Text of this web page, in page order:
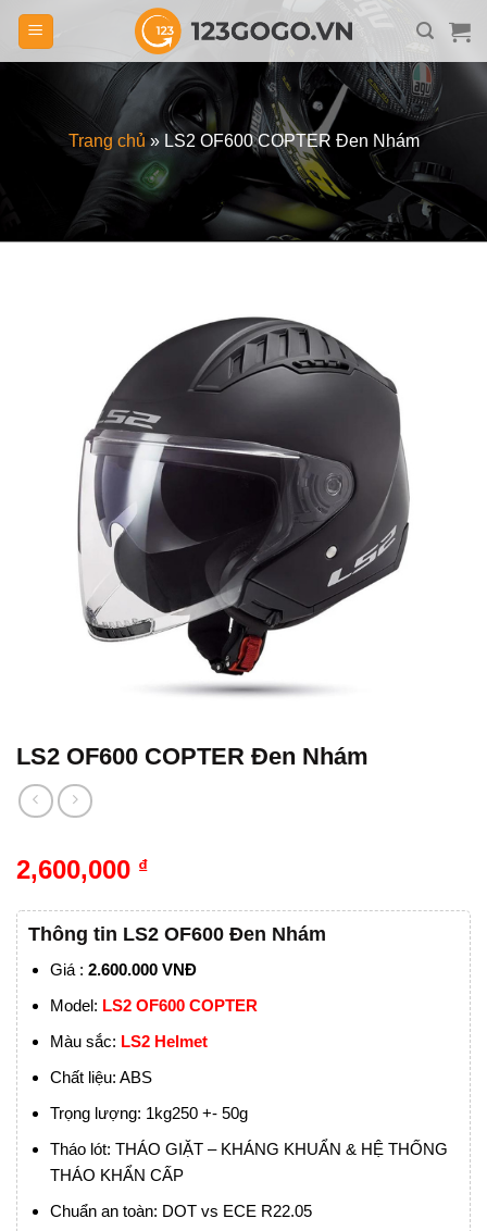
Skip
content
Trang chủ » LS2 OF600 COPTER Đen Nhám
LS2 OF600 COPTER Đen Nhám
2,600,000 ₫
Thông tin LS2 OF600 Đen Nhám
Giá : 2.600.000 VNĐ
Model: LS2 OF600 COPTER
Màu sắc: LS2 Helmet
Chất liệu: ABS
Trọng lượng: 1kg250 +- 50g
Tháo lót: THÁO GIẶT – KHÁNG KHUẨN & HỆ THỐNG
THÁO KHẨN CẤP
Chuẩn an toàn: DOT vs ECE R22.05